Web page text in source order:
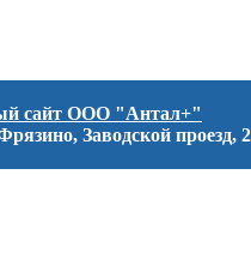
сайт ООО "Антал+"
Заводской проезд, 2